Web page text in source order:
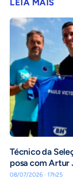
LEIA MAIS
Técnico da
posa com Artur
08/07/2026 · 17h25